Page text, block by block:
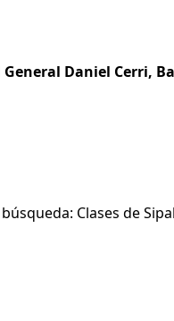
General Daniel Cerri,
Clases de